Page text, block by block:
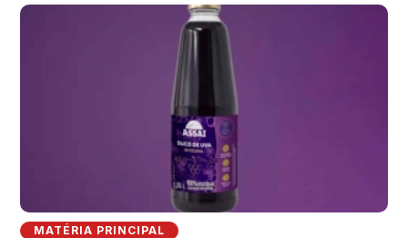
MATÉRIA PRINCIPAL